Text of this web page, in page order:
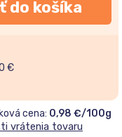
do košíka
€
cena: 0,98 €/100g
vrátenia tovaru